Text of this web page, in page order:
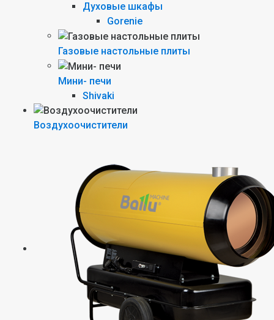
Духовые шкафы
Gorenie
Газовые настольные плиты
Мини- печи
Shivaki
Воздухоочистители